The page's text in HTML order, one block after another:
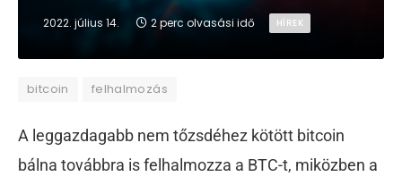
2022. július 14. 2 perc olvasási idő HÍREK
bitcoin felhalmozás
A leggazdagabb nem tőzsdéhez kötött bitcoin
bálna továbbra is felhalmozza a BTC-t, miközben a